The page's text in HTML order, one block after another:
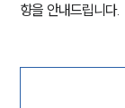
향을 안내드립니다.